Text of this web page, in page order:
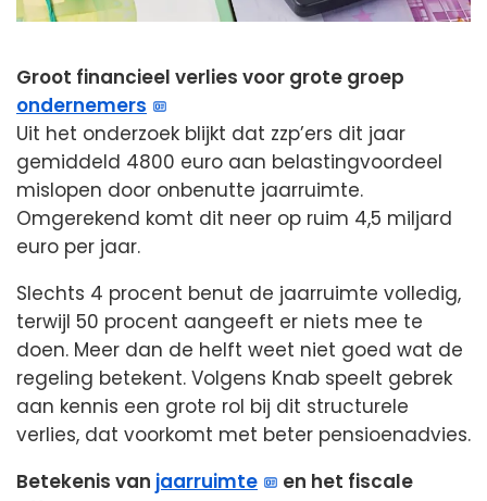
Groot financieel verlies voor grote groep
ondernemers
Uit het onderzoek blijkt dat zzp’ers dit jaar
gemiddeld 4800 euro aan belastingvoordeel
mislopen door onbenutte jaarruimte.
Omgerekend komt dit neer op ruim 4,5 miljard
euro per jaar.
Slechts 4 procent benut de jaarruimte volledig,
terwijl 50 procent aangeeft er niets mee te
doen. Meer dan de helft weet niet goed wat de
regeling betekent. Volgens Knab speelt gebrek
aan kennis een grote rol bij dit structurele
verlies, dat voorkomt met beter pensioenadvies.
Betekenis van jaarruimte
en het fiscale